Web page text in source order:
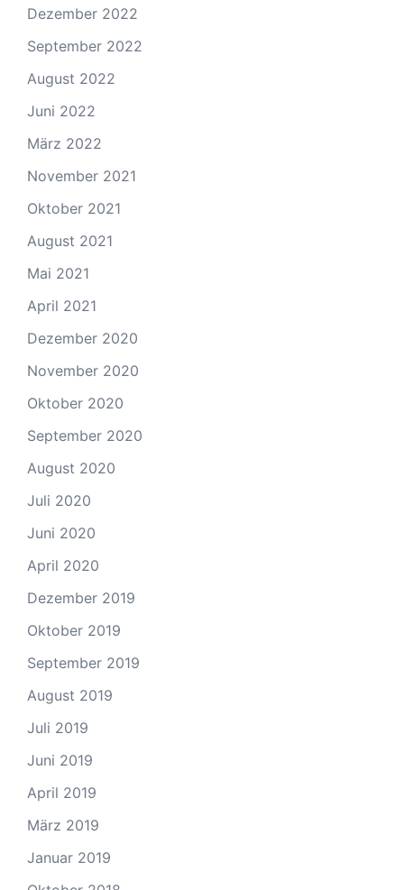
Dezember 2022
September 2022
August 2022
Juni 2022
März 2022
November 2021
Oktober 2021
August 2021
Mai 2021
April 2021
Dezember 2020
November 2020
Oktober 2020
September 2020
August 2020
Juli 2020
Juni 2020
April 2020
Dezember 2019
Oktober 2019
September 2019
August 2019
Juli 2019
Juni 2019
April 2019
März 2019
Januar 2019